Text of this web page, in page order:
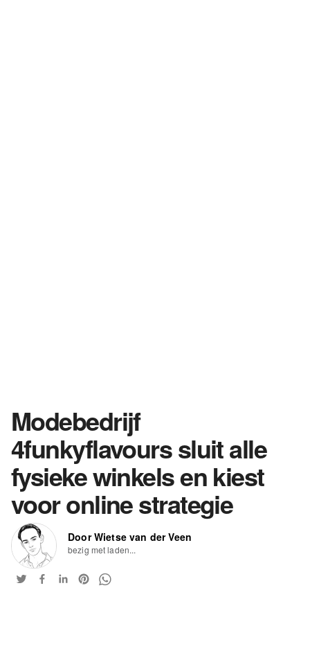
Modebedrijf
4funkyflavours sluit alle
fysieke winkels en kiest
voor online strategie
Door Wietse van der Veen
bezig met laden...